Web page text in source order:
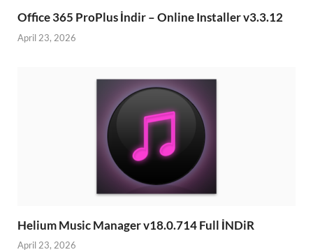
Office 365 ProPlus İndir – Online Installer v3.3.12
April 23, 2026
Helium Music Manager v18.0.714 Full İNDiR
April 23, 2026